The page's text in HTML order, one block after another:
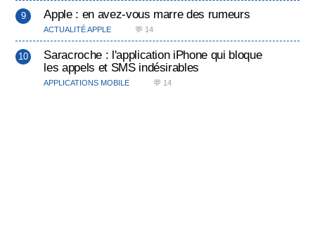
Apple : en avez-vous marre des rumeurs
ACTUALITÉ APPLE 💬 14
Saracroche : l'application iPhone qui bloque
les appels et SMS indésirables
APPLICATIONS MOBILE 💬 14